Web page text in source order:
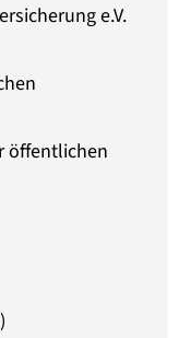
e.V.
öffentlichen